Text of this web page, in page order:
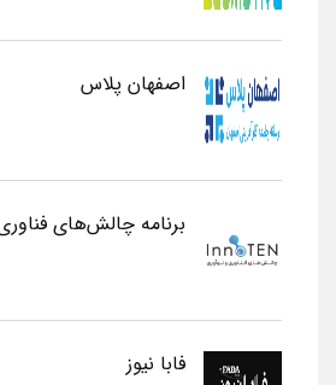
اصفهان پلاس
برنامه چالش‌های
فابا نیوز